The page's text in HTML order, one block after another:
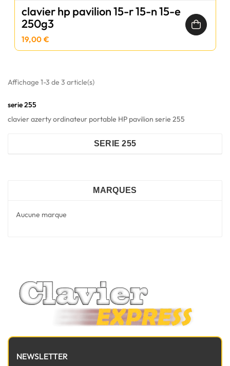
clavier hp pavilion 15-r 15-n 15-e
250g3
19,00 €
Affichage 1-3 de 3 article(s)
serie 255
clavier azerty ordinateur portable HP pavilion serie 255
SERIE 255
MARQUES
Aucune marque
NEWSLETTER